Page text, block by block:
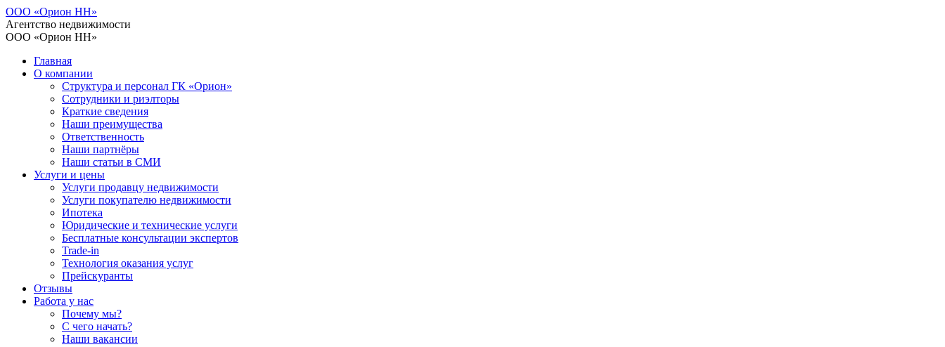
ООО «Орион НН»
Агентство недвижимости
ООО «Орион НН»
Главная
О компании
Структура и персонал ГК «Орион»
Сотрудники и риэлторы
Краткие сведения
Наши преимущества
Ответственность
Наши партнёры
Наши статьи в СМИ
Услуги и цены
Услуги продавцу недвижимости
Услуги покупателю недвижимости
Ипотека
Юридические и технические услуги
Бесплатные консультации экспертов
Trade-in
Технология оказания услуг
Прейскуранты
Отзывы
Работа у нас
Почему мы?
С чего начать?
Наши вакансии